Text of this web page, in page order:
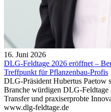
16. Juni 2026
DLG-Feldtage 2026 eröffnet –
Treffpunkt für Pflanzenbau-Profis
DLG-Präsident Hubertus Paetow
Branche würdigen DLG-
Transfer und praxiserprobte
www.dlg-feldtage.de